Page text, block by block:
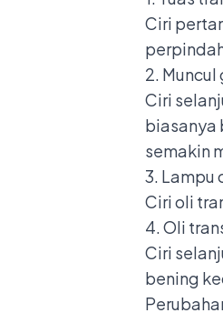
Ciri
2.
Ciri
biasanya
semakin
3. Lampu
Ciri oli
4. Oli
Ciri
bening